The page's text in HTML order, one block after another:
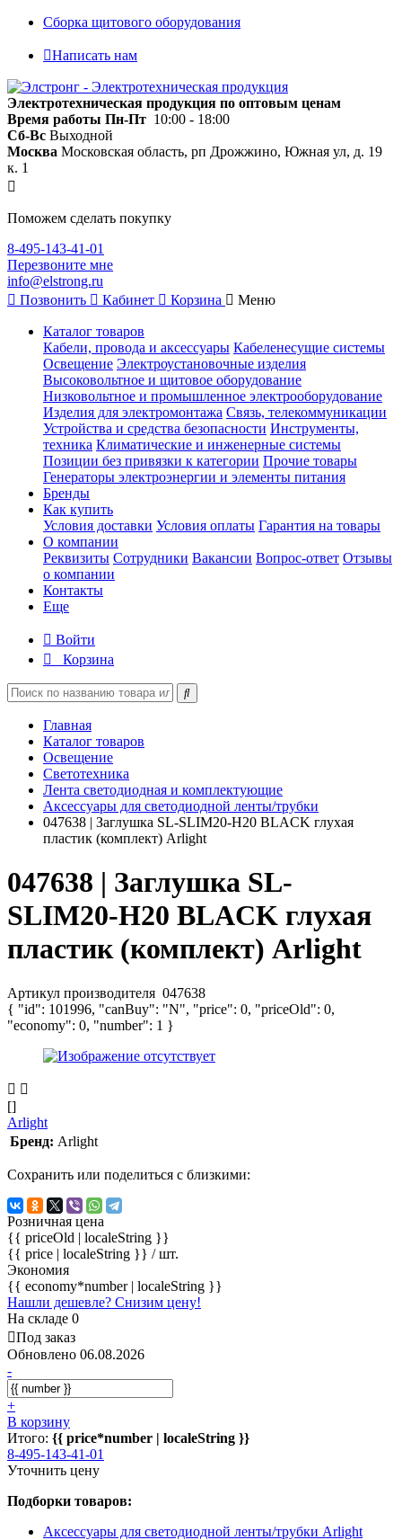
Сборка щитового оборудования
Написать нам
Электротехническая продукция по оптовым ценам
Время работы Пн-Пт 10:00 - 18:00
Сб-Вс Выходной
Москва Московская область, рп Дрожжино, Южная ул, д. 19
к. 1
Поможем сделать покупку
8-495-143-41-01
Перезвоните мне
info@elstrong.ru
Позвонить
Кабинет Корзина Меню
Каталог товаров
Кабели, провода и аксессуары Кабеленесущие системы
Освещение Электроустановочные изделия
Высоковольтное и щитовое оборудование
Низковольтное и промышленное электрооборудование
Изделия для электромонтажа Связь, телекоммуникации
Устройства и средства безопасности Инструменты,
техника Климатические и инженерные системы
Позиции без привязки к категории Прочие товары
Генераторы электроэнергии и элементы питания
Бренды
Как купить
Условия доставки Условия оплаты Гарантия на товары
О компании
Реквизиты Сотрудники Вакансии Вопрос-ответ Отзывы
о компании
Контакты
Еще
Войти
Корзина
Главная
Каталог товаров
Освещение
Светотехника
Лента светодиодная и комплектующие
Аксессуары для светодиодной ленты/трубки
047638 | Заглушка SL-SLIM20-H20 BLACK глухая
пластик (комплект) Arlight
047638 | Заглушка SL-
SLIM20-H20 BLACK глухая
пластик (комплект) Arlight
Артикул производителя 047638
{ "id": 101996, "canBuy": "N", "price": 0, "priceOld": 0,
"economy": 0, "number": 1 }
[]
Arlight
Бренд: Arlight
Сохранить или поделиться с близкими:
Розничная цена
{{ priceOld | localeString }}
{{ price | localeString }} / шт.
Экономия
{{ economy*number | localeString }}
Нашли дешевле? Снизим цену!
На складе 0
Под заказ
Обновлено 06.08.2026
-
+
В корзину
Итого: {{ price*number | localeString }}
8-495-143-41-01
Уточнить цену
Подборки товаров:
Аксессуары для светодиодной ленты/трубки Arlight